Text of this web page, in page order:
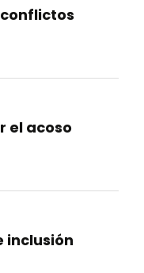
el acoso
inclusión